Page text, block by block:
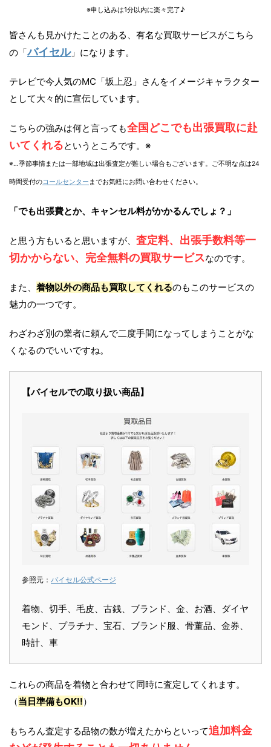
※申し込みは1分以内に楽々完了♪
皆さんも見かけたことのある、有名な買取サービスがこちら
の「バイセル」になります。
テレビで今人気のMC「坂上忍」さんをイメージキャラクター
として大々的に宣伝しています。
こちらの強みは何と言っても全国どこでも出張買取に赴
いてくれるというところです。※
※…季節事情または一部地域は出張査定が難しい場合もございます。ご不明な点は24
時間受付のコールセンター までお気軽にお問い合わせください。
「でも出張費とか、キャンセル料がかかるんでしょ？」
と思う方もいると思いますが、 査定料、出張手数料等一
切かからない、完全無料の買取サービスなのです。
また、 着物以外の商品も買取してくれるのもこのサービスの
魅力の一つです。
わざわざ別の業者に頼んで二度手間になってしまうことがな
くなるのでいいですね。
【バイセルでの取り扱い商品】
参照元： バイセル公式ページ
着物、切手、毛皮、古銭、ブランド、金、お酒、ダイヤ
モンド、プラチナ、宝石、ブランド服、骨董品、金券、
時計、車
これらの商品を着物と合わせて同時に査定してくれます。
（当日準備もOK!!）
もちろん査定する品物の数が増えたからといって追加料金